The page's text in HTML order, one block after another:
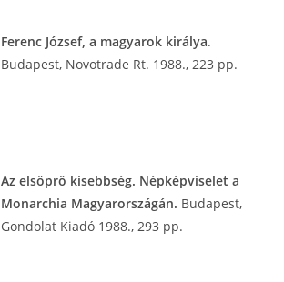
Ferenc József, a magyarok királya.
Budapest, Novotrade Rt. 1988., 223 pp.
Az elsöprő kisebbség. Népképviselet a
Monarchia Magyarországán. Budapest,
Gondolat Kiadó 1988., 293 pp.